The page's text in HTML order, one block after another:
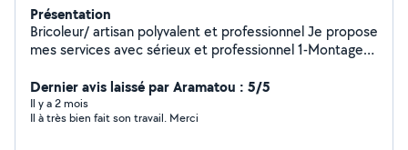
Présentation
Bricoleur/ artisan polyvalent et professionnel Je propose
mes services avec sérieux et professionnel 1-Montage
éléments,cadres, miroir....) 3-peinture 4 changement
Dernier avis laissé par Aramatou : 5/5
Il y a 2 mois
Il à très bien fait son travail. Merci